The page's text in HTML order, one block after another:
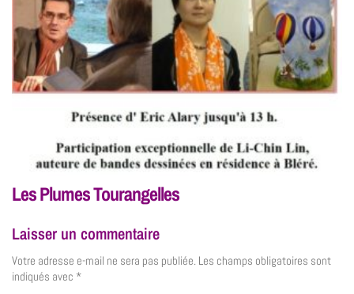
Les Plumes Tourangelles
Laisser un commentaire
Votre adresse e-mail ne sera pas publiée. Les champs obligatoires sont
indiqués avec *